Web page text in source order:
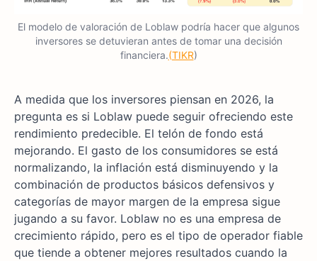
El modelo de valoración de Loblaw podría hacer que algunos
inversores se detuvieran antes de tomar una decisión
financiera.(TIKR)
A medida que los inversores piensan en 2026, la
pregunta es si Loblaw puede seguir ofreciendo este
rendimiento predecible. El telón de fondo está
mejorando. El gasto de los consumidores se está
normalizando, la inflación está disminuyendo y la
combinación de productos básicos defensivos y
categorías de mayor margen de la empresa sigue
jugando a su favor. Loblaw no es una empresa de
crecimiento rápido, pero es el tipo de operador fiable
que tiende a obtener mejores resultados cuando la